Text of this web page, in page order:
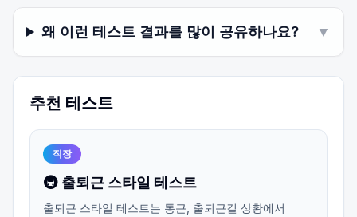
왜 이런 테스트 결과를 많이 공유하나요? ▼
추천 테스트
직장
🚇 출퇴근 스타일 테스트
출퇴근 스타일 테스트는 통근, 출퇴근길 상황에서